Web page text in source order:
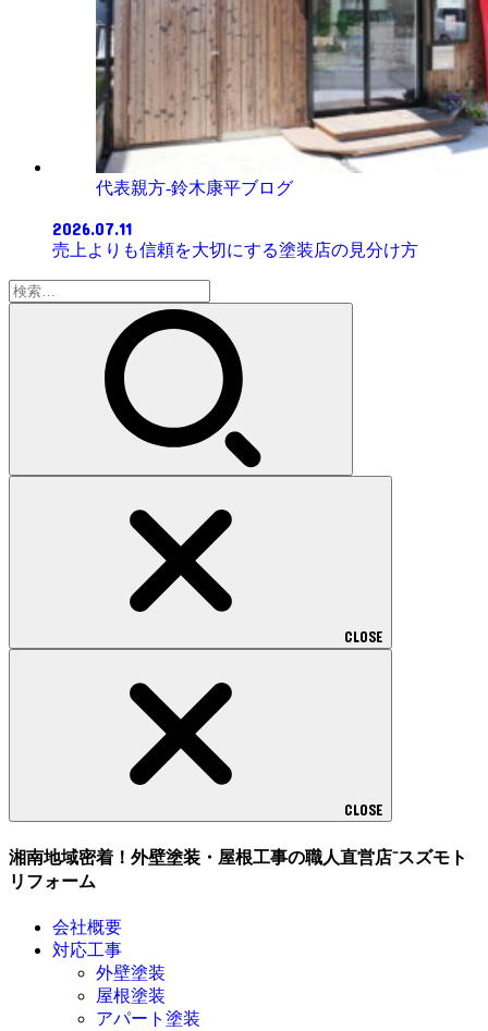
代表親方-鈴木康平ブログ
2026.07.11
売上よりも信頼を大切にする塗装店の見分け方
検
索:
CLOSE
CLOSE
湘南地域密着！外壁塗装・屋根工事の職人直営店⁻スズモト
リフォーム
会社概要
対応工事
外壁塗装
屋根塗装
アパート塗装